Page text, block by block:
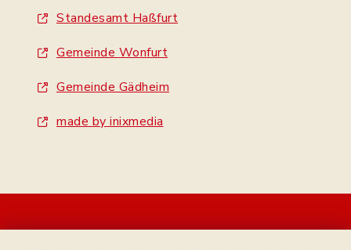
Standesamt Haßfurt
Gemeinde Wonfurt
Gemeinde Gädheim
made by inixmedia